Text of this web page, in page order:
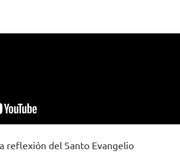
reflexión del Santo Evangelio